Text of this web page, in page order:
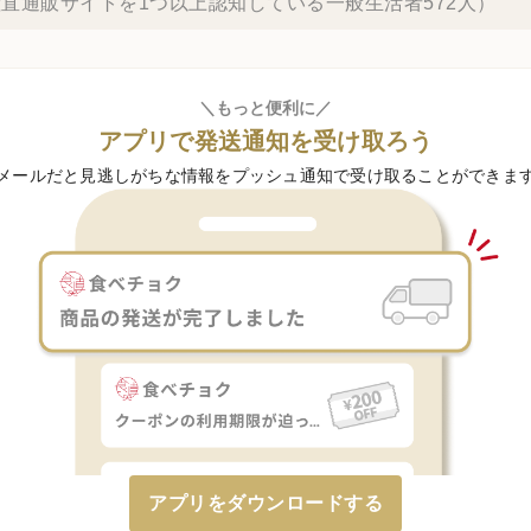
＼もっと便利に／
アプリで発送通知を受け取ろう
ールだと見逃しがちな情報をプッシュ通知で受け取ることができま
アプリをダウンロードする